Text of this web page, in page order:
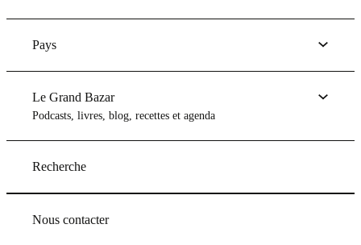
Pays
Le Grand Bazar
Podcasts, livres, blog, recettes et agenda
Recherche
Nous contacter